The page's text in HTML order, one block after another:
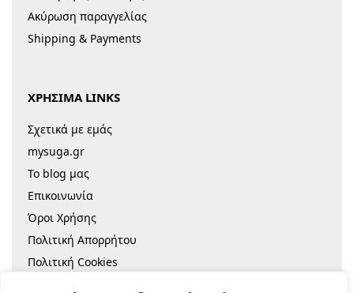
Ακύρωση παραγγελίας
Shipping & Payments
ΧΡΗΣΙΜΑ LINKS
Σχετικά με εμάς
mysuga.gr
Το blog μας
Επικοινωνία
Όροι Χρήσης
Πολιτική Απορρήτου
Πολιτική Cookies